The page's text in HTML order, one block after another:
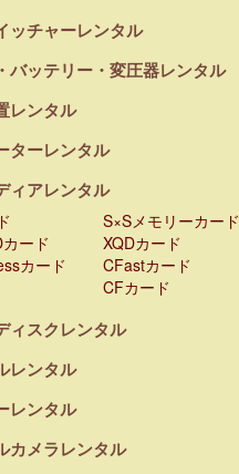
ッチャーレンタル
バッテリー・変圧器レンタル
レンタル
ターレンタル
ィアレンタル
S×Sメモリーカード
ード
XQDカード
カード
CFastカード
CFカード
ィスクレンタル
レンタル
レンタル
カメラレンタル